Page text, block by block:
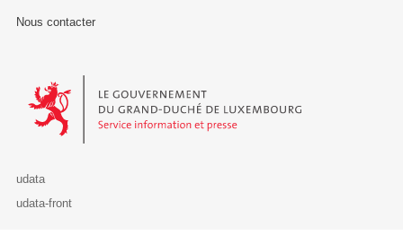
Nous contacter
Le Gouvernement du Grand-Duché de Luxembourg - Service
udata
udata-front